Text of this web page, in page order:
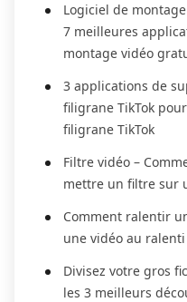
Logiciel de
7 meilleures
montage vidéo
3 applications de
filigrane TikTok
filigrane TikTok
Filtre vidéo –
mettre un filtre sur
Comment ralentir
une vidéo au ralenti
Divisez votre gros
les 3 meilleurs